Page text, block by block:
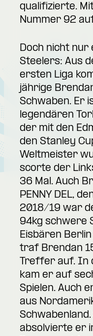
qualifizierte.
Nummer 92
Doch nicht nur
Steelers: Aus
ersten Liga
jährige
Schwaben. Er
legendären
der mit den
den Stanley
Weltmeister
scorte der
36 Mal. Auch
PENNY DEL,
2018/19 war
94kg schwere
Eisbären
traf Brendan
Treffer auf. In
kam er auf
Spielen. Auch
aus
absolvierte er